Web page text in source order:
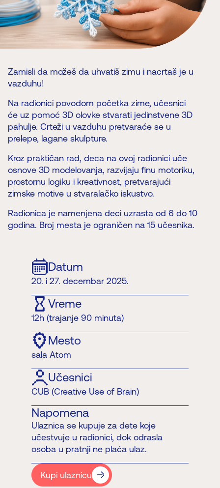
Zamisli da možeš da uhvatiš zimu i nacrtaš je u
vazduhu!
Na radionici povodom početka zime, učesnici
će uz pomoć 3D olovke stvarati jedinstvene 3D
pahulje. Crteži u vazduhu pretvaraće se u
prelepe, lagane skulpture.
Kroz praktičan rad, deca na ovoj radionici uče
osnove 3D modelovanja, razvijaju finu motoriku,
prostornu logiku i kreativnost, pretvarajući
zimske motive u stvaralačko iskustvo.
Radionica je namenjena deci uzrasta od 6 do 10
godina. Broj mesta je ograničen na 15 učesnika.
Datum
20. i 27. decembar 2025.
Vreme
12h (trajanje 90 minuta)
Mesto
sala Atom
Učesnici
CUB (Creative Use of Brain)
Napomena
Ulaznica se kupuje za dete koje
učestvuje u radionici, dok odrasla
osoba u pratnji ne plaća ulaz.
Kupi ulaznicu